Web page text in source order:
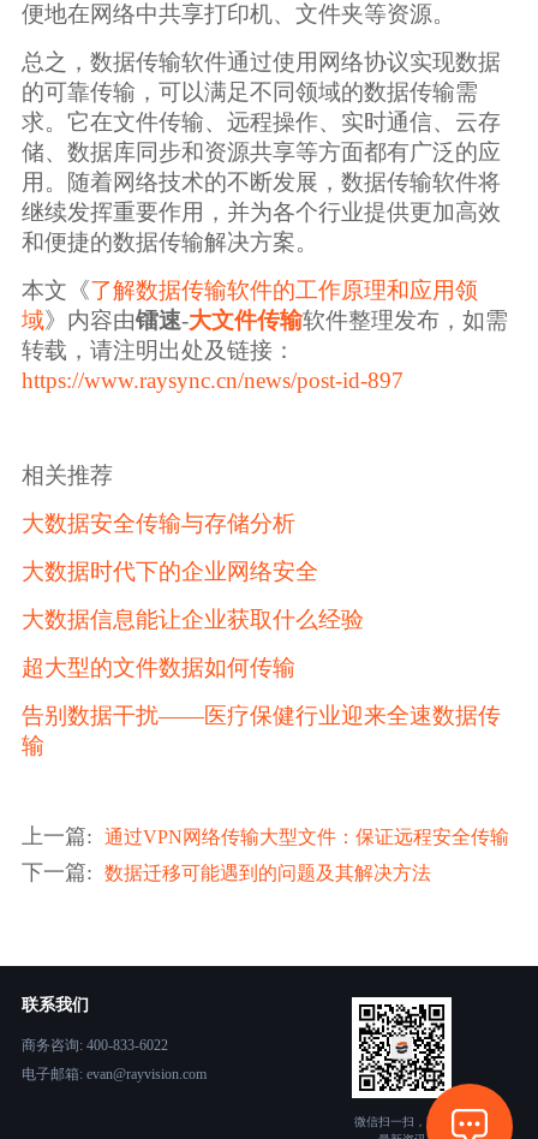
便地在网络中共享打印机、文件夹等资源。
总之，数据传输软件通过使用网络协议实现数据
的可靠传输，可以满足不同领域的数据传输需
求。它在文件传输、远程操作、实时通信、云存
储、数据库同步和资源共享等方面都有广泛的应
用。随着网络技术的不断发展，数据传输软件将
继续发挥重要作用，并为各个行业提供更加高效
和便捷的数据传输解决方案。
本文《了解数据传输软件的工作原理和应用领
域》内容由镭速-大文件传输软件整理发布，如需
转载，请注明出处及链接：
https://www.raysync.cn/news/post-id-897
相关推荐
大数据安全传输与存储分析
大数据时代下的企业网络安全
大数据信息能让企业获取什么经验
超大型的文件数据如何传输
告别数据干扰——医疗保健行业迎来全速数据传
输
上一篇: 通过VPN网络传输大型文件：保证远程安全传输
下一篇: 数据迁移可能遇到的问题及其解决方法
联系我们
商务咨询: 400-833-6022
电子邮箱: evan@rayvision.com
微信扫一扫，获取